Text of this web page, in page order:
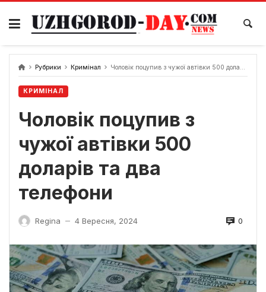
Skip
content
Рубрики Кримінал Чоловік поцупив з чужої автівки 500 доларів та два телефони
КРИМІНАЛ
Чоловік поцупив з
чужої автівки 500
доларів та два
телефони
Regina — 4 Вересня, 2024 0